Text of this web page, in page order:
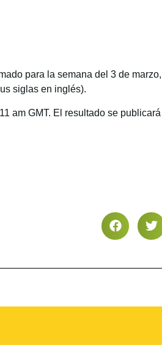
para la semana del 3 de
siglas en inglés).
am GMT. El resultado se publicará